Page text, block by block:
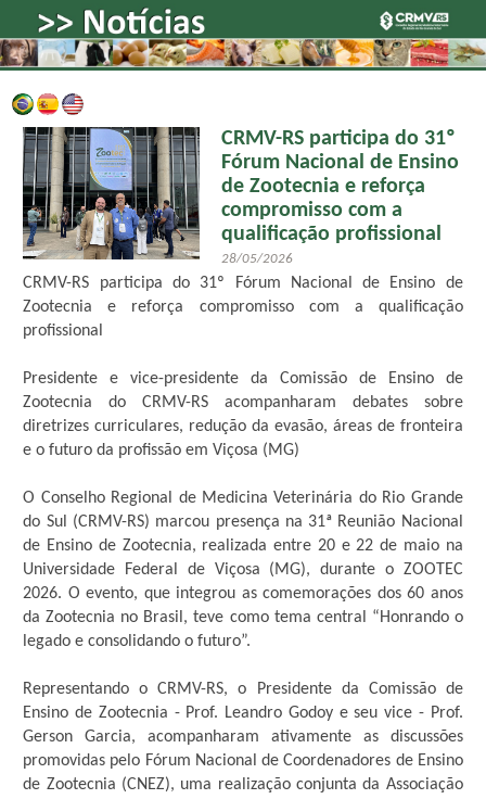
CRMV-RS participa do 31º
Fórum Nacional de Ensino
de Zootecnia e reforça
compromisso com a
qualificação profissional
28/05/2026
CRMV-RS participa do 31º Fórum Nacional de Ensino de
Zootecnia e reforça compromisso com a qualificação
profissional
Presidente e vice-presidente da Comissão de Ensino de
Zootecnia do CRMV-RS acompanharam debates sobre
diretrizes curriculares, redução da evasão, áreas de fronteira
e o futuro da profissão em Viçosa (MG)
O Conselho Regional de Medicina Veterinária do Rio Grande
do Sul (CRMV-RS) marcou presença na 31ª Reunião Nacional
de Ensino de Zootecnia, realizada entre 20 e 22 de maio na
Universidade Federal de Viçosa (MG), durante o ZOOTEC
2026. O evento, que integrou as comemorações dos 60 anos
da Zootecnia no Brasil, teve como tema central “Honrando o
legado e consolidando o futuro”.
Representando o CRMV-RS, o Presidente da Comissão de
Ensino de Zootecnia - Prof. Leandro Godoy e seu vice - Prof.
Gerson Garcia, acompanharam ativamente as discussões
promovidas pelo Fórum Nacional de Coordenadores de Ensino
de Zootecnia (CNEZ), uma realização conjunta da Associação